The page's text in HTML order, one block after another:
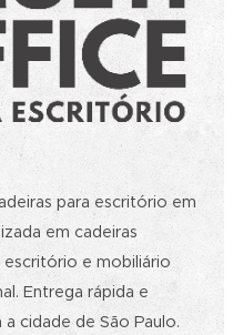
para escritório em
em cadeiras
escritório e mobiliário
Entrega rápida e
cidade de São Paulo.